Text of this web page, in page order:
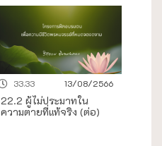
13/08/2566
33.33
22.2 ผู้ไม่ประมาทใน
ความตายที่แท้จริง (ต่อ)